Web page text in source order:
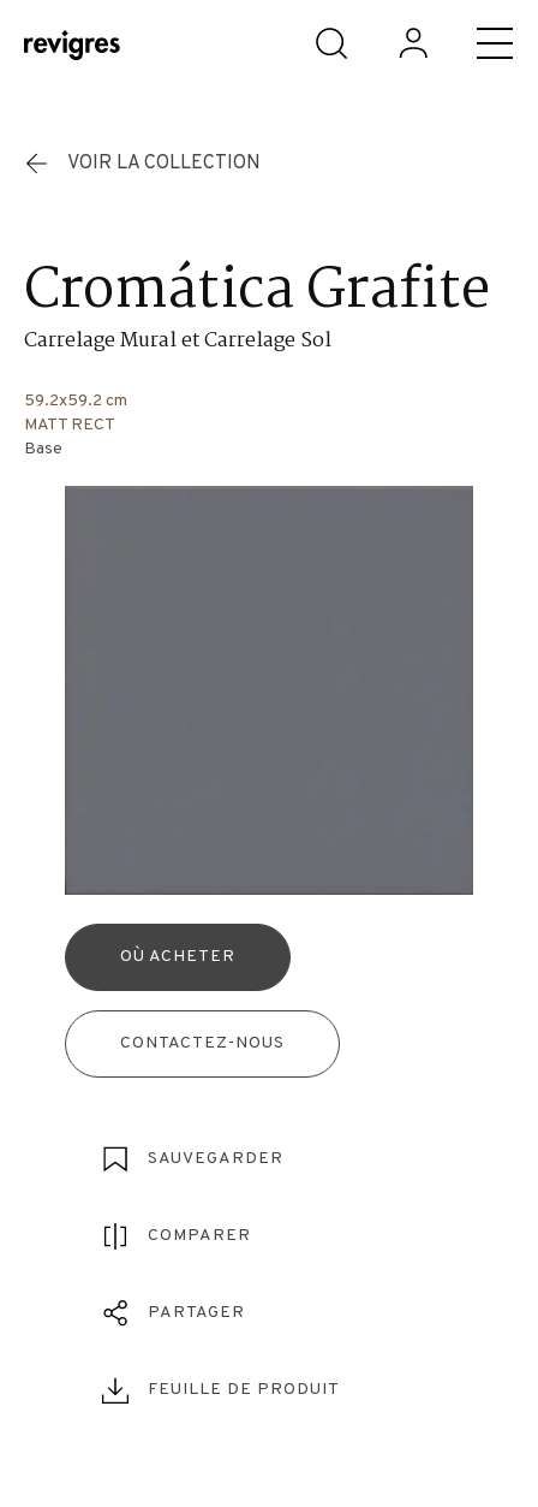
Aller au contenu principal
VOIR LA COLLECTION
Cromática Grafite
Carrelage Mural et Carrelage Sol
59.2x59.2 cm
MATT RECT
Base
OÙ ACHETER
CONTACTEZ-NOUS
SAUVEGARDER
COMPARER
PARTAGER
FEUILLE DE PRODUIT